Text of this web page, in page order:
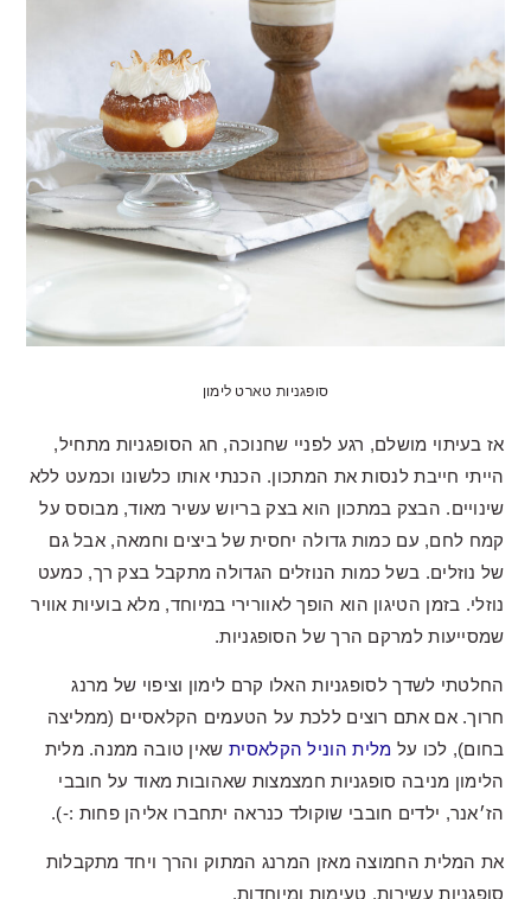
סופגניות טארט לימון
אז בעיתוי מושלם, רגע לפניי שחנוכה, חג הסופגניות מתחיל,
הייתי חייבת לנסות את המתכון. הכנתי אותו כלשונו וכמעט ללא
שינויים. הבצק במתכון הוא בצק בריוש עשיר מאוד, מבוסס על
קמח לחם, עם כמות גדולה יחסית של ביצים וחמאה, אבל גם
של נוזלים. בשל כמות הנוזלים הגדולה מתקבל בצק רך, כמעט
נוזלי. בזמן הטיגון הוא הופך לאוורירי במיוחד, מלא בועיות אוויר
שמסייעות למרקם הרך של הסופגניות.
החלטתי לשדך לסופגניות האלו קרם לימון וציפוי של מרנג
חרוך. אם אתם רוצים ללכת על הטעמים הקלאסיים (ממליצה
בחום), לכו על מלית הוניל הקלאסית שאין טובה ממנה. מלית
הלימון מניבה סופגניות חמצמצות שאהובות מאוד על חובבי
הז׳אנר, ילדים חובבי שוקולד כנראה יתחברו אליהן פחות :-).
את המלית החמוצה מאזן המרנג המתוק והרך ויחד מתקבלות
סופגניות עשירות, טעימות ומיוחדות.